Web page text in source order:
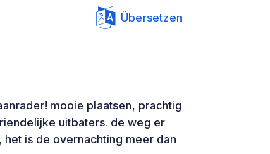
Übersetzen
mooie plaatsen, prachtig
uitbaters. de weg er
is de overnachting meer dan